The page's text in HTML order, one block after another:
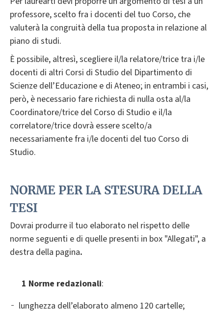
professore, scelto fra i docenti del tuo Corso, che
valuterà la congruità della tua proposta in relazione al
piano di studi.
È possibile, altresì, scegliere il/la relatore/trice tra i/le
docenti di altri Corsi di Studio del Dipartimento di
Scienze dell’Educazione e di Ateneo; in entrambi i casi,
però, è necessario fare richiesta di nulla osta al/la
Coordinatore/trice del Corso di Studio e il/la
correlatore/trice dovrà essere scelto/a
necessariamente fra i/le docenti del tuo Corso di
Studio.
NORME PER LA STESURA DELLA
TESI
Dovrai produrre il tuo elaborato nel rispetto delle
norme seguenti e di quelle presenti in box "Allegati", a
destra della pagina.
1 Norme redazionali:
lunghezza dell’elaborato almeno 120 cartelle;